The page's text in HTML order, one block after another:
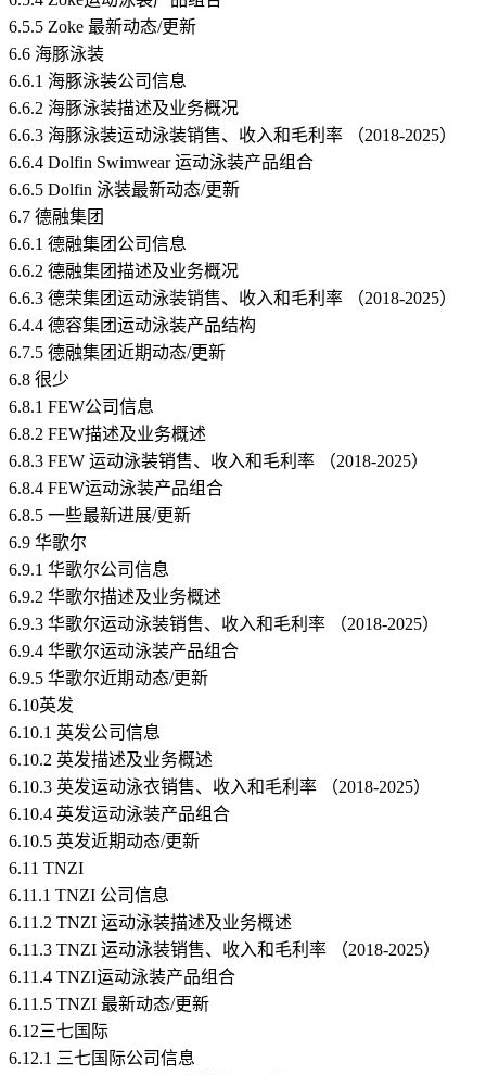
6.5.5 Zoke 最新动态/更新
6.6 海豚泳装
6.6.1 海豚泳装公司信息
6.6.2 海豚泳装描述及业务概况
6.6.3 海豚泳装运动泳装销售、收入和毛利率 （2018-2025）
6.6.4 Dolfin Swimwear 运动泳装产品组合
6.6.5 Dolfin 泳装最新动态/更新
6.7 德融集团
6.6.1 德融集团公司信息
6.6.2 德融集团描述及业务概况
6.6.3 德荣集团运动泳装销售、收入和毛利率 （2018-2025）
6.4.4 德容集团运动泳装产品结构
6.7.5 德融集团近期动态/更新
6.8 很少
6.8.1 FEW公司信息
6.8.2 FEW描述及业务概述
6.8.3 FEW 运动泳装销售、收入和毛利率 （2018-2025）
6.8.4 FEW运动泳装产品组合
6.8.5 一些最新进展/更新
6.9 华歌尔
6.9.1 华歌尔公司信息
6.9.2 华歌尔描述及业务概述
6.9.3 华歌尔运动泳装销售、收入和毛利率 （2018-2025）
6.9.4 华歌尔运动泳装产品组合
6.9.5 华歌尔近期动态/更新
6.10英发
6.10.1 英发公司信息
6.10.2 英发描述及业务概述
6.10.3 英发运动泳衣销售、收入和毛利率 （2018-2025）
6.10.4 英发运动泳装产品组合
6.10.5 英发近期动态/更新
6.11 TNZI
6.11.1 TNZI 公司信息
6.11.2 TNZI 运动泳装描述及业务概述
6.11.3 TNZI 运动泳装销售、收入和毛利率 （2018-2025）
6.11.4 TNZI运动泳装产品组合
6.11.5 TNZI 最新动态/更新
6.12三七国际
6.12.1 三七国际公司信息